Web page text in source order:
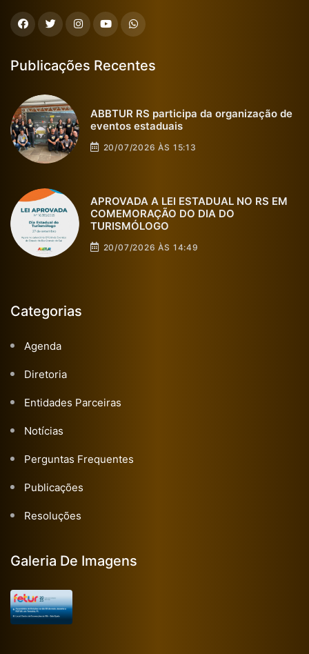
Publicações Recentes
ABBTUR RS participa da organização de
eventos estaduais
20/07/2026 ÀS 15:13
APROVADA A LEI ESTADUAL NO RS EM
COMEMORAÇÃO DO DIA DO
TURISMÓLOGO
20/07/2026 ÀS 14:49
Categorias
Agenda
Diretoria
Entidades Parceiras
Notícias
Perguntas Frequentes
Publicações
Resoluções
Galeria De Imagens